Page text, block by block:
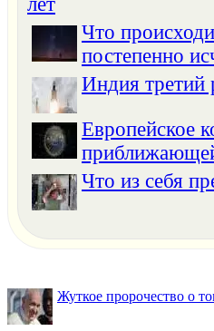
Что
постепенно
Индия третий
Европейское
Что из себя
Жуткое пророчество о